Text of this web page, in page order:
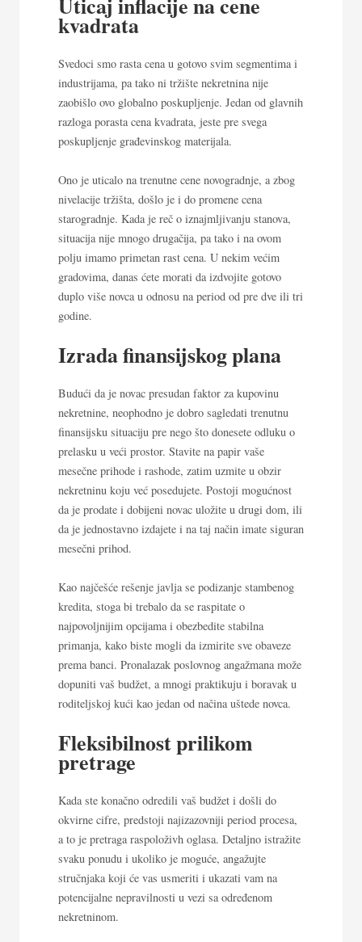
kvadrata
Svedoci smo rasta cena u gotovo svim segmentima i
industrijama, pa tako ni tržište nekretnina nije
zaobišlo ovo globalno poskupljenje. Jedan od glavnih
razloga porasta cena kvadrata, jeste pre svega
poskupljenje građevinskog materijala.
Ono je uticalo na trenutne cene novogradnje, a zbog
nivelacije tržišta, došlo je i do promene cena
starogradnje. Kada je reč o iznajmljivanju stanova,
situacija nije mnogo drugačija, pa tako i na ovom
polju imamo primetan rast cena. U nekim većim
gradovima, danas ćete morati da izdvojite gotovo
duplo više novca u odnosu na period od pre dve ili tri
godine.
Izrada finansijskog plana
Budući da je novac presudan faktor za kupovinu
nekretnine, neophodno je dobro sagledati trenutnu
finansijsku situaciju pre nego što donesete odluku o
prelasku u veći prostor. Stavite na papir vaše
mesečne prihode i rashode, zatim uzmite u obzir
nekretninu koju već posedujete. Postoji mogućnost
da je prodate i dobijeni novac uložite u drugi dom, ili
da je jednostavno izdajete i na taj način imate siguran
mesečni prihod.
Kao najčešće rešenje javlja se podizanje stambenog
kredita, stoga bi trebalo da se raspitate o
najpovoljnijim opcijama i obezbedite stabilna
primanja, kako biste mogli da izmirite sve obaveze
prema banci. Pronalazak poslovnog angažmana može
dopuniti vaš budžet, a mnogi praktikuju i boravak u
roditeljskoj kući kao jedan od načina uštede novca.
Fleksibilnost prilikom
pretrage
Kada ste konačno odredili vaš budžet i došli do
okvirne cifre, predstoji najizazovniji period procesa,
a to je pretraga raspoloživh oglasa. Detaljno istražite
svaku ponudu i ukoliko je moguće, angažujte
stručnjaka koji će vas usmeriti i ukazati vam na
potencijalne nepravilnosti u vezi sa određenom
nekretninom.